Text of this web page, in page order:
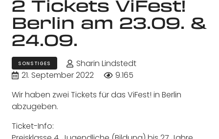
2 Tickets ViFest!
Berlin am 23.09. &
24.09.
SONSTIGES
Sharin Lindstedt
21. September 2022
9.165
Wir haben zwei Tickets für das ViFest! in Berlin
abzugeben.
Ticket-Info: